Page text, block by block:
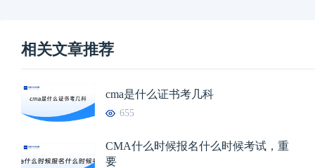
相关文章推荐
cma是什么证书考几科
655
CMA什么时候报名什么时候考试，重
要